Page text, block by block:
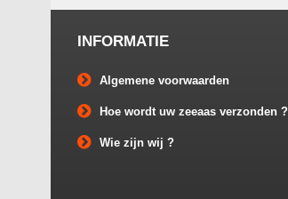
INFORMATIE
Algemene voorwaarden
Hoe wordt uw zeeaas verzonden ?
Wie zijn wij ?